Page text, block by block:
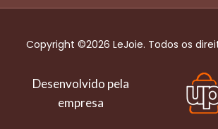
Copyright ©2026 LeJoie. Todos os
Desenvolvido pela
empresa